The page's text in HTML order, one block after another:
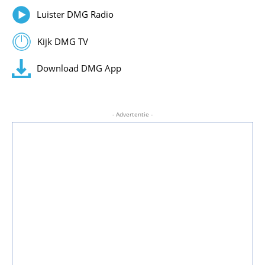
Luister DMG Radio
Kijk DMG TV
Download DMG App
- Advertentie -